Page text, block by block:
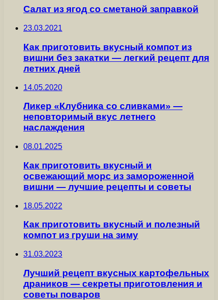
Салат из ягод со сметаной заправкой
23.03.2021
Как приготовить вкусный компот из
вишни без закатки — легкий рецепт для
летних дней
14.05.2020
Ликер «Клубника со сливками» —
неповторимый вкус летнего
наслаждения
08.01.2025
Как приготовить вкусный и
освежающий морс из замороженной
вишни — лучшие рецепты и советы
18.05.2022
Как приготовить вкусный и полезный
компот из груши на зиму
31.03.2023
Лучший рецепт вкусных картофельных
драников — секреты приготовления и
советы поваров